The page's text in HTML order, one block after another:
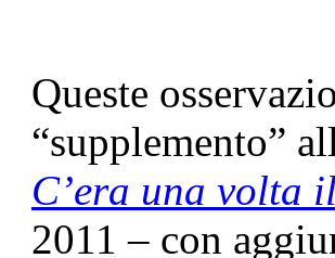
Queste
“supplemento”
C’era una volta
2011 – con